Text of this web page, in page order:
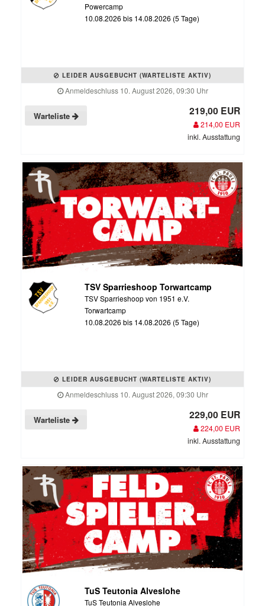
Powercamp
10.08.2026 bis 14.08.2026 (5 Tage)
LEIDER AUSGEBUCHT (WARTELISTE AKTIV)
Anmeldeschluss 10. August 2026, 09:30 Uhr
Warteliste 219,00 EUR
214,00 EUR
inkl. Ausstattung
TSV Sparrieshoop Torwartcamp
TSV Sparrieshoop von 1951 e.V.
Torwartcamp
10.08.2026 bis 14.08.2026 (5 Tage)
LEIDER AUSGEBUCHT (WARTELISTE AKTIV)
Anmeldeschluss 10. August 2026, 09:30 Uhr
Warteliste 229,00 EUR
224,00 EUR
inkl. Ausstattung
TuS Teutonia Alveslohe
TuS Teutonia Alveslohe